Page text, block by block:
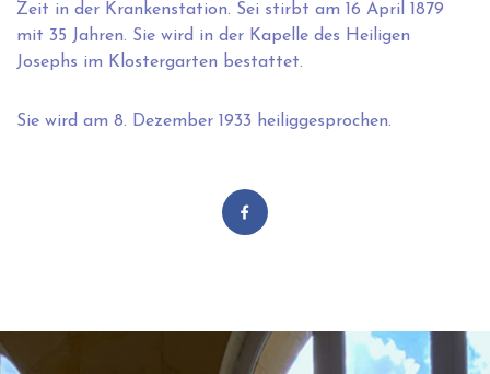
Zeit in der Krankenstation. Sei stirbt am 16 April 1879
mit 35 Jahren. Sie wird in der Kapelle des Heiligen
Josephs im Klostergarten bestattet.
Sie wird am 8. Dezember 1933 heiliggesprochen.